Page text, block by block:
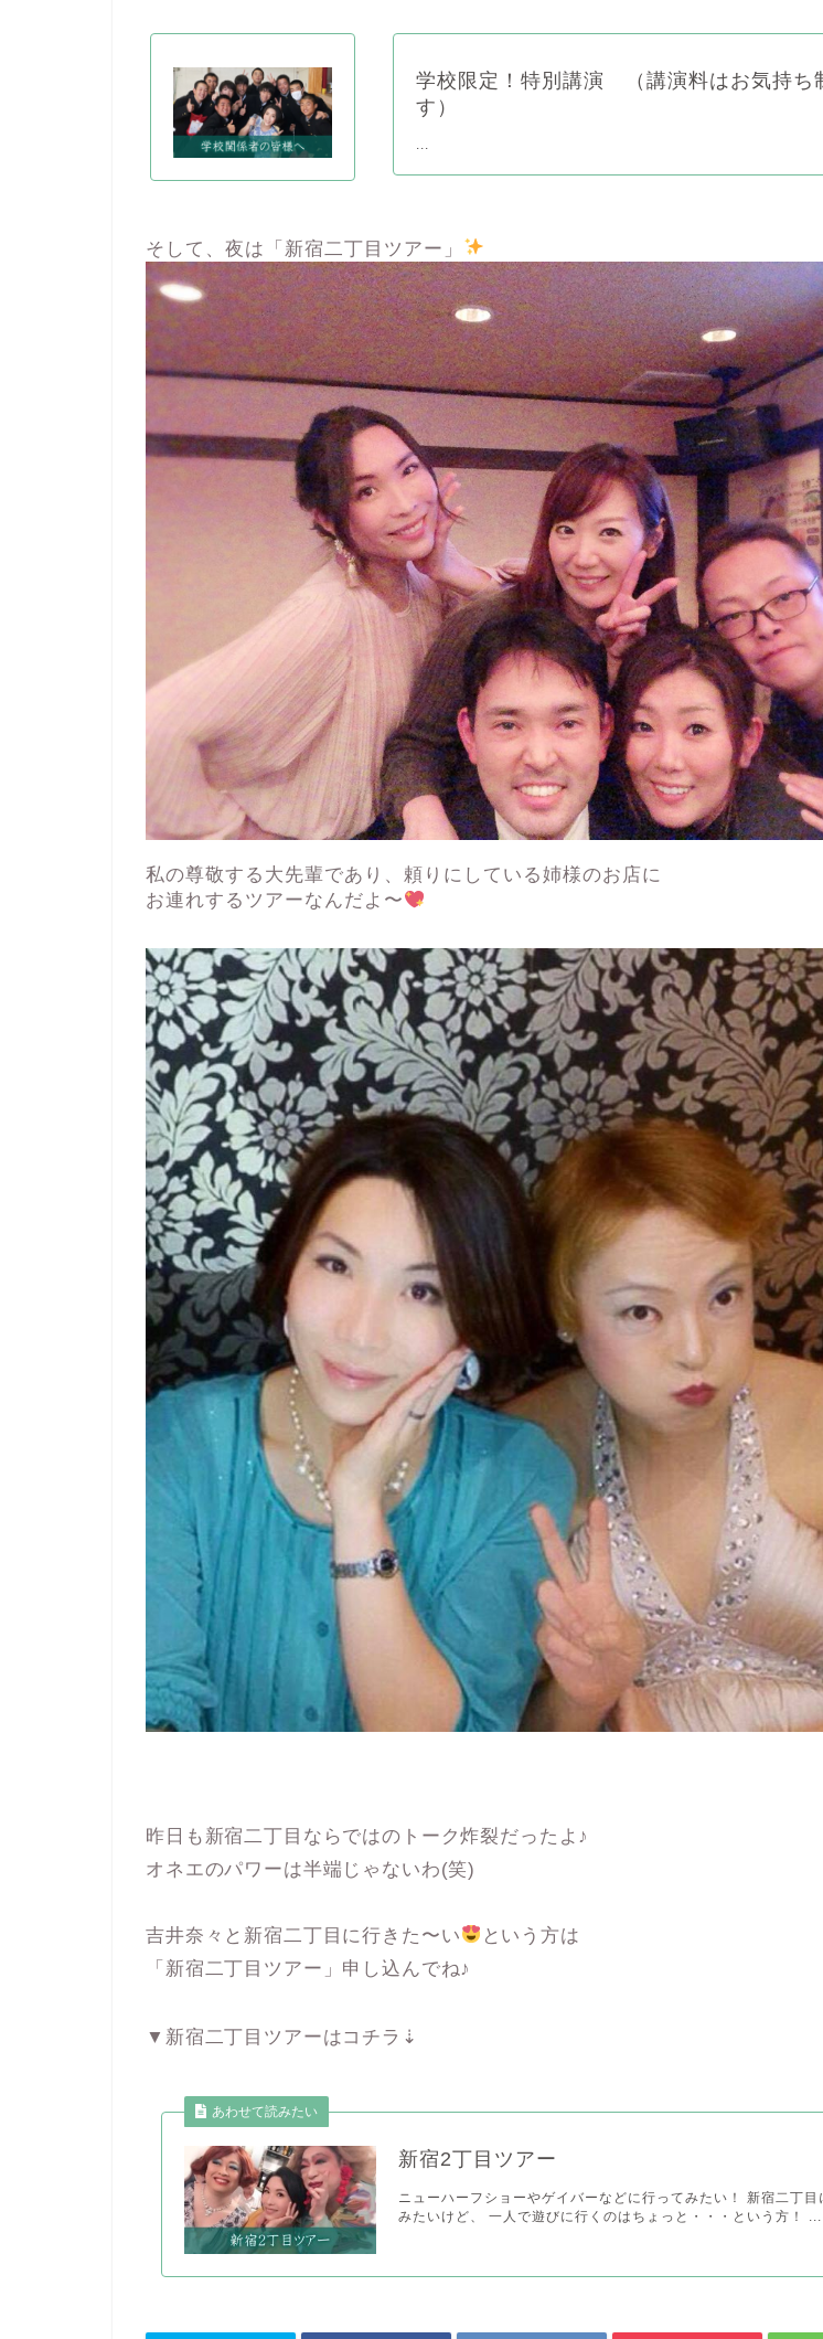
学校限定！特別講演 （講演料はお気持ち
す）
...
そして、夜は「新宿二丁目ツアー」
私の尊敬する大先輩であり、頼りにしている姉様のお店に
お連れするツアーなんだよ〜
昨日も新宿二丁目ならではのトーク炸裂だったよ♪
オネエのパワーは半端じゃないわ(笑)
吉井奈々と新宿二丁目に行きた〜い
という方は
「新宿二丁目ツアー」申し込んでね♪
▼新宿二丁目ツアーはコチラ⇣
あわせて読みたい
新宿2丁目ツアー
ニューハーフショーやゲイバーなどに行ってみたい！ 新宿二丁目
みたいけど、 一人で遊びに行くのはちょっと・・・という方！ ...